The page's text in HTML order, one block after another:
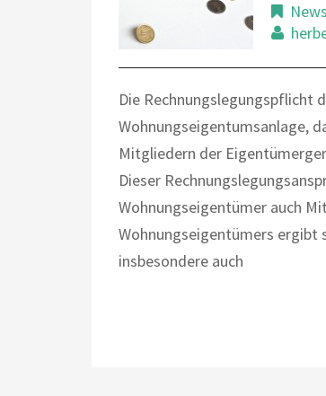
News
Die Rechnungslegungspflicht
Wohnungseigentumsanlage,
Mitgliedern der
Dieser
Wohnungseigentümer auch
Wohnungseigentümers ergibt
insbesondere auch